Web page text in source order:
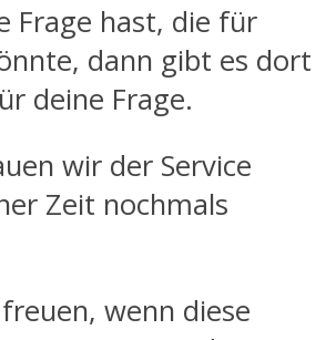
Frage hast, die für
dann gibt es dort
deine Frage.
wir der Service
Zeit nochmals
wenn diese